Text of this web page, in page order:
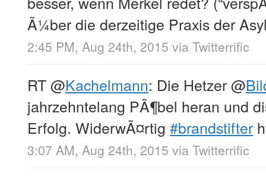
Ã¼ber die derzeitige Praxis der
2:45 PM, Aug 24th, 2015 via Twitterrific
RT@Kachelmann: Die Hetzer@
jahrzehntelang PÃ¶bel heran und
Erfolg. WiderwÃ¤rtig #brandstifter
3:07 AM, Aug 24th, 2015 via Twitterrific